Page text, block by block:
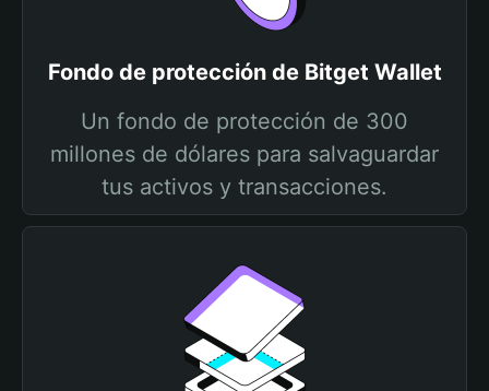
Fondo de protección de Bitget Wallet
Un fondo de protección de 300
millones de dólares para salvaguardar
tus activos y transacciones.